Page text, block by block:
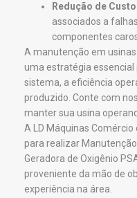
Redução de
associados a
componentes
A manutenção em
uma estratégia
sistema, a eficiência
produzido. Conte com
manter sua usina
A LD Máquinas
para realizar
Geradora de Oxigênio
proveniente da mão de
experiência na área.